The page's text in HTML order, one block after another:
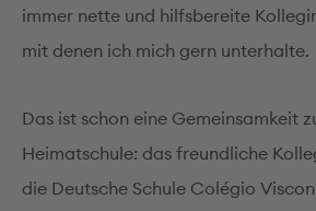
immer nette und hilfsbereite
mit denen ich mich gern unterhalte.
Das ist schon eine Gemeinsamkeit
Heimatschule: das freundliche
die Deutsche Schule Colégio